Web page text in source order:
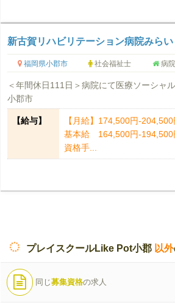
新古賀リハビリテーション病院みらい
福岡県小郡市 社会福祉士 病院
＜年間休日111日＞病院にて医療ソーシャ
小郡市
【給与】
【月給】174,500円-204,500
基本給 164,500円-194,500
資格手...
プレイスクールLike Pot小郡 以外
同じ募集資格の求人